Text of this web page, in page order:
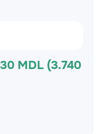
MDL (3.740